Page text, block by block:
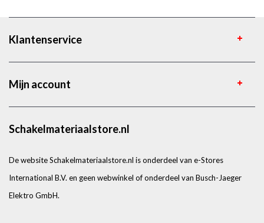
Klantenservice
Mijn account
Schakelmateriaalstore.nl
De website Schakelmateriaalstore.nl is onderdeel van e-Stores
International B.V. en geen webwinkel of onderdeel van Busch-Jaeger
Elektro GmbH.